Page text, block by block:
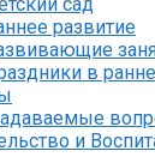
развитие
в
и